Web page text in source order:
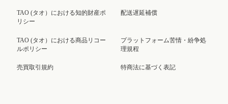
TAO (タオ）における知的財産ポ
リシー
TAO (タオ）における商品リコー
ルポリシー
売買取引規約
配送遅延補償
プラットフォーム苦情・紛争処
理規程
特商法に基づく表記